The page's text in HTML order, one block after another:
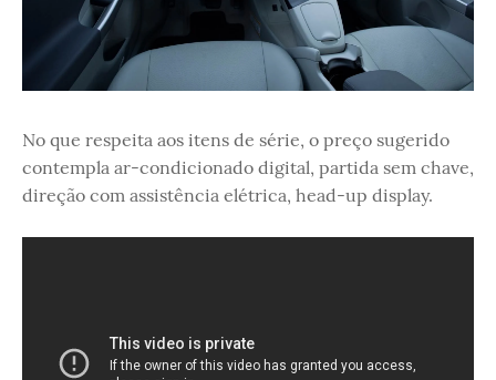
No que respeita aos itens de série, o preço sugerido
contempla ar-condicionado digital, partida sem chave,
direção com assistência elétrica, head-up display.